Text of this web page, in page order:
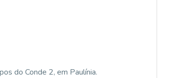
do Conde 2, em Paulínia.